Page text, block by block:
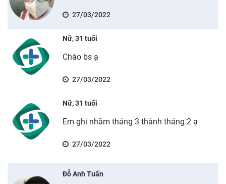
27/03/2022
Nữ, 31 tuổi
Chào bs ạ
27/03/2022
Nữ, 31 tuổi
Em ghi nhầm tháng 3 thành tháng 2 ạ
27/03/2022
Đỗ Anh Tuấn